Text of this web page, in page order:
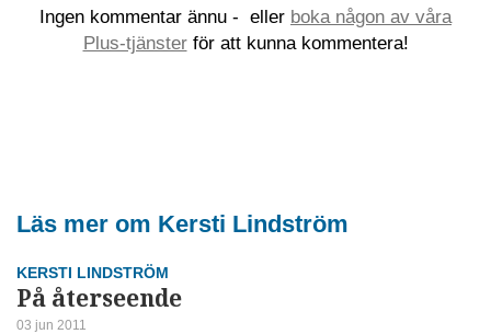
Ingen kommentar ännu - eller boka någon av våra
Plus-tjänsterför att kunna kommentera!
Läs mer om Kersti Lindström
KERSTI LINDSTRÖM
På återseende
03 jun 2011